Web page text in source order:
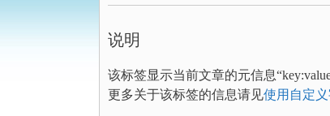
说明
该标签显示当前文章的元信息
更多关于该标签的信息请见使用自定